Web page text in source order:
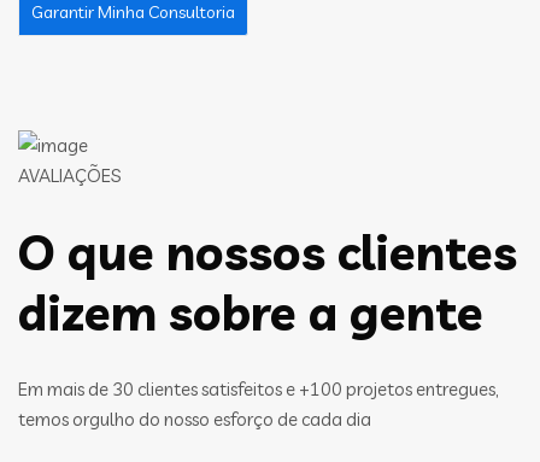
AVALIAÇÕES
O que nossos clientes
dizem sobre a gente
Em mais de 30 clientes satisfeitos e +100 projetos entregues,
temos orgulho do nosso esforço de cada dia